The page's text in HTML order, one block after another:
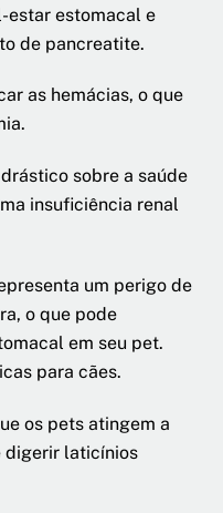
estar estomacal e
de pancreatite.
as hemácias, o que
sobre a saúde
insuficiência renal
um perigo de
o que pode
em seu pet.
para cães.
os pets atingem a
digerir laticínios